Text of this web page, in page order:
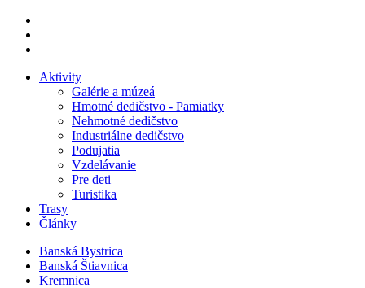
Aktivity
Galérie a múzeá
Hmotné dedičstvo - Pamiatky
Nehmotné dedičstvo
Industriálne dedičstvo
Podujatia
Vzdelávanie
Pre deti
Turistika
Trasy
Články
Banská Bystrica
Banská Štiavnica
Kremnica